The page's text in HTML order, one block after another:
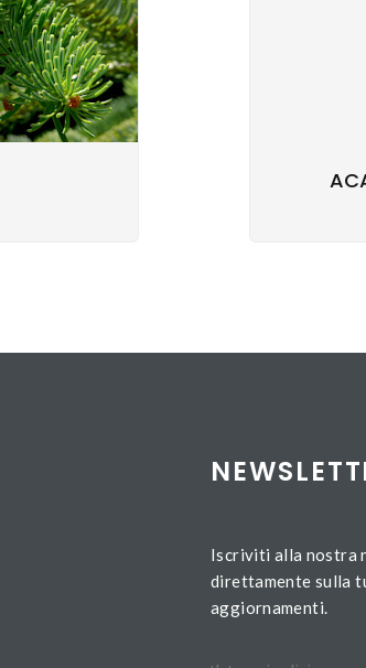
Iscriviti alla nostra
direttamente sulla
aggiornamenti.